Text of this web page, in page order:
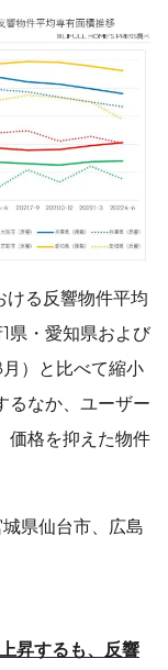
る反響物件平均
県・愛知県および
）と比べて縮小
るなか、ユーザー
価格を抑えた物件
県仙台市、広島
昇するも、反響